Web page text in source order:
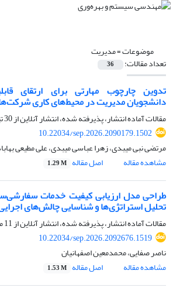
موضوعات =مدیریت
تعداد مقالات: 36
تدوین چارچوب مهارتی برای ارتقای
دانشجویان مدیریت در محیط‌های کاری
مقالات آماده انتشار، پذیرفته شده، انتشار آنلاین از30 تیر 1405
10.22034/sep.2026.2090179.1502
مرتضی نبی میبدی، زهرا عباسی میبدی، علی مطیعی
مشاهده مقاله
اصل مقاله 1.29 M
طراحی مدل ارزیابی کیفیت خدمات
تحلیل استراتژی‌ها و شناسایی چالش‌های
مقالات آماده انتشار، پذیرفته شده، انتشار آنلاین از11 مرداد 1405
10.22034/sep.2026.2092676.1519
ناصر صفایی، محمدمعین اصفهانیان
مشاهده مقاله
اصل مقاله 1.53 M